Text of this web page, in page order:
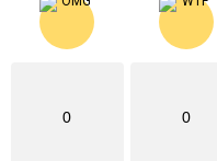
0 0